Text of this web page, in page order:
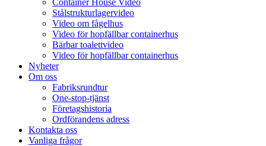
Container House Video
Stålstrukturlagervideo
Video om fågelhus
Video för hopfällbar containerhus
Bärbar toalettvideo
Video för hopfällbar containerhus
Nyheter
Om oss
Fabriksrundtur
One-stop-tjänst
Företagshistoria
Ordförandens adress
Kontakta oss
Vanliga frågor